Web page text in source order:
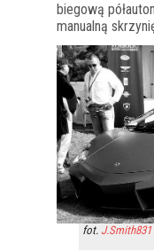
biegową
manualną
fot. J.Smith831